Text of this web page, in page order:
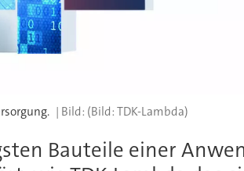
(Bild: TDK-Lambda)
Bauteile einer